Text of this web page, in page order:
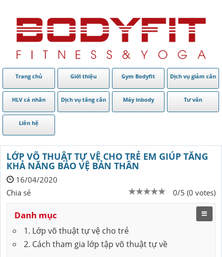
Trang chủ Giới thiệu Gym Bodyfit Dịch vụ giảm cân
HLV cá nhân Dịch vụ tăng cân Máy inbody Tư vấn
Liên hệ
LỚP VÕ THUẬT TỰ VỆ CHO TRẺ EM GIÚP TĂNG
KHẢ NĂNG BẢO VỆ BẢN THÂN
16/04/2020
0/5 (0 votes)
Chia sẻ
Danh mục
1. Lớp võ thuật tự vệ cho trẻ
2. Cách tham gia lớp tập võ thuật tự về